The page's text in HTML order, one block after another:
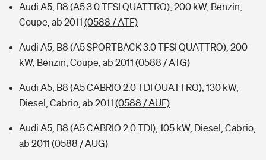
Audi A5, B8 (A5 3.0 TFSI QUATTRO), 200 kW, Benzin,
Coupe, ab 2011 (0588 / ATF)
Audi A5, B8 (A5 SPORTBACK 3.0 TFSI QUATTRO), 200
kW, Benzin, Coupe, ab 2011 (0588 / ATG)
Audi A5, B8 (A5 CABRIO 2.0 TDI OUATTRO), 130 kW,
Diesel, Cabrio, ab 2011 (0588 / AUF)
Audi A5, B8 (A5 CABRIO 2.0 TDI), 105 kW, Diesel, Cabrio,
ab 2011 (0588 / AUG)